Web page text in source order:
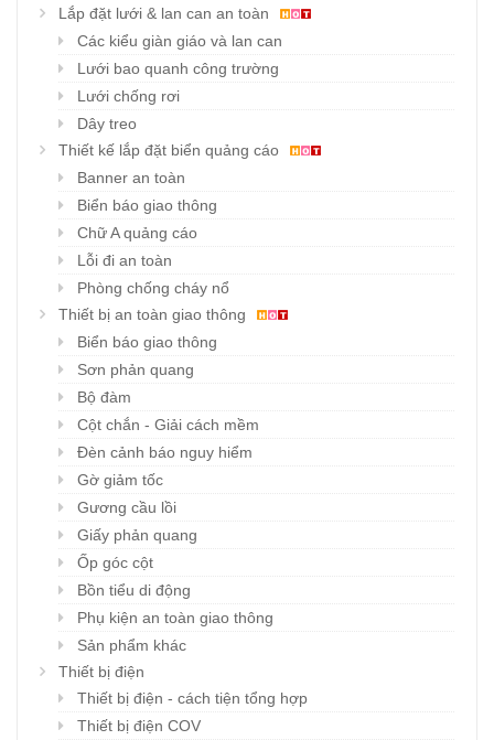
Lắp đặt lưới & lan can an toàn
Các kiểu giàn giáo và lan can
Lưới bao quanh công trường
Lưới chống rơi
Dây treo
Thiết kế lắp đặt biển quảng cáo
Banner an toàn
Biển báo giao thông
Chữ A quảng cáo
Lỗi đi an toàn
Phòng chống cháy nổ
Thiết bị an toàn giao thông
Biển báo giao thông
Sơn phản quang
Bộ đàm
Cột chắn - Giải cách mềm
Đèn cảnh báo nguy hiểm
Gờ giảm tốc
Gương cầu lồi
Giấy phản quang
Ốp góc cột
Bồn tiểu di động
Phụ kiện an toàn giao thông
Sản phẩm khác
Thiết bị điện
Thiết bị điện - cách tiện tổng hợp
Thiết bị điện COV